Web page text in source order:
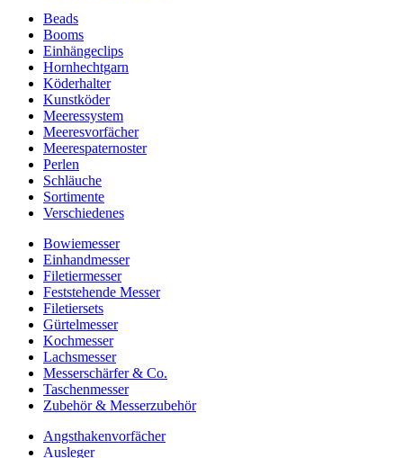
Beads
Booms
Einhängeclips
Hornhechtgarn
Köderhalter
Kunstköder
Meeressystem
Meeresvorfächer
Meerespaternoster
Perlen
Schläuche
Sortimente
Verschiedenes
Bowiemesser
Einhandmesser
Filetiermesser
Feststehende Messer
Filetiersets
Gürtelmesser
Kochmesser
Lachsmesser
Messerschärfer & Co.
Taschenmesser
Zubehör & Messerzubehör
Angsthakenvorfächer
Ausleger